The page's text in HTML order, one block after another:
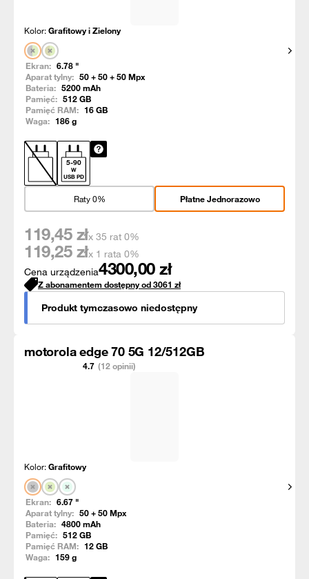
Kolor:Grafitowy i Zielony
Ekran: 6.78 "
Aparat tylny: 50 + 50 + 50Mpx
Bateria: 5200mAh
Pamięć: 512GB
Pamięć RAM: 16GB
Waga: 186g
5-90
W
USB PD
Płatne Jednorazowo
Raty 0%
Cena urządzenia4300,00 zł
119,45 złx 35 rat 0%
119,25 złx 1 rata 0%
Z abonamentem dostępny od3061 zł
Produkt tymczasowo niedostępny
motorola edge 70 5G 12/512GB
4.7 (12 opinii)
Kolor:Grafitowy
Ekran: 6.67 "
Aparat tylny: 50 + 50Mpx
Bateria: 4800mAh
Pamięć: 512GB
Pamięć RAM: 12GB
Waga: 159g